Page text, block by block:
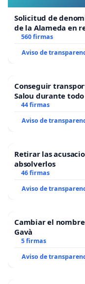
Solicitud de
de la Alameda en
“Mazinger”
560 firmas
Aviso de
Conseguir
Salou durante
44 firmas
Aviso de
Retirar las
absolverlos
46 firmas
Aviso de
Cambiar el
Gavà
5 firmas
Aviso de